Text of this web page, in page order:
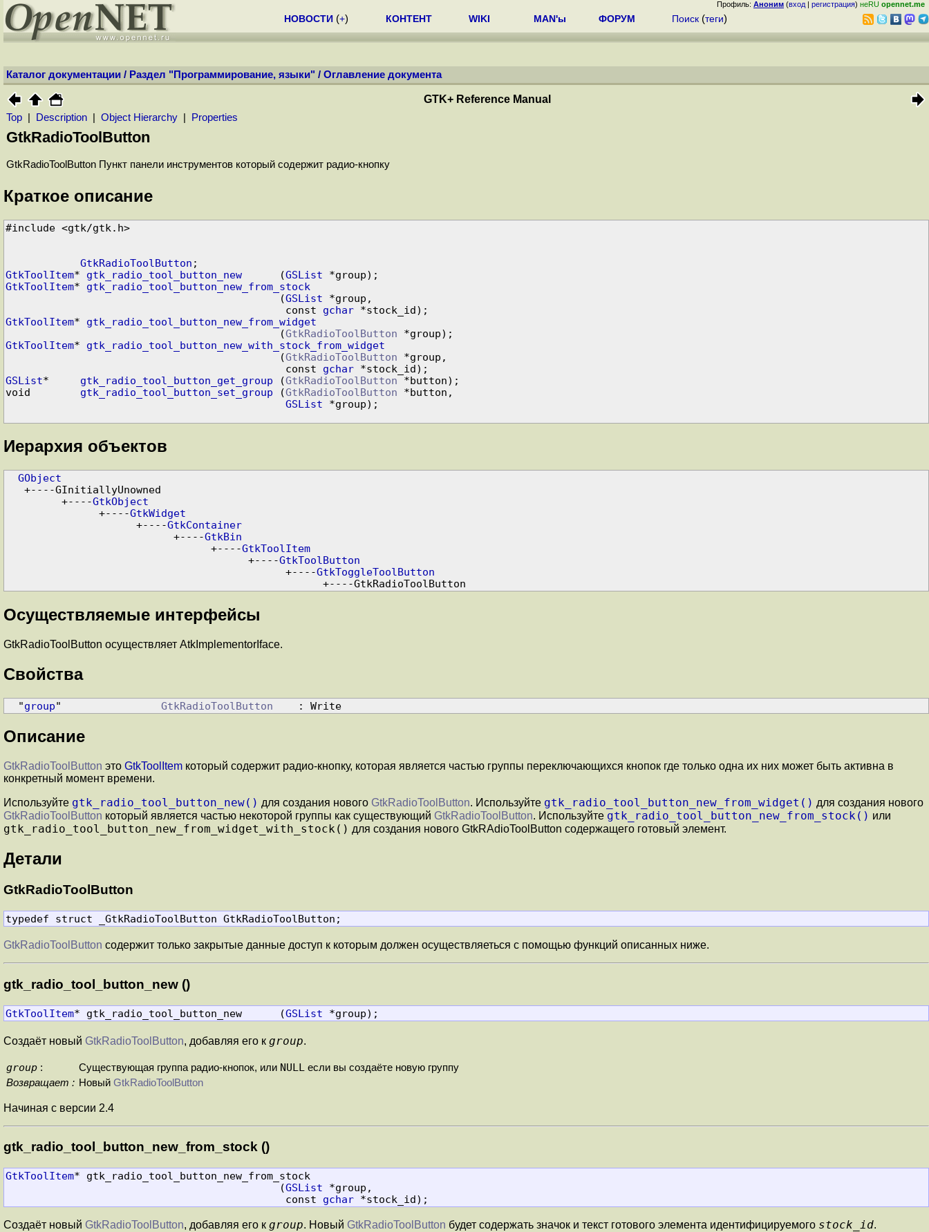
Профиль: Аноним (вход | регистрация) неRU opennet.me
НОВОСТИ (+) КОНТЕНТ WIKI MAN'ы ФОРУМ Поиск (теги)
Каталог документации / Раздел "Программирование, языки" / Оглавление документа
GTK+ Reference Manual
Top Description Object Hierarchy Properties
GtkRadioToolButton
GtkRadioToolButton Пункт панели инструментов который содержит радио-кнопку
Краткое описание
#include <gtk/gtk.h>
GtkRadioToolButton
GtkToolItem* gtk_radio_tool_button_new
      (
GSList
GtkToolItem* gtk_radio_tool_button_new_from_stock
                                            (
GSList *group,
                                             const
gchar
GtkToolItem* gtk_radio_tool_button_new_from_widget
                                            (
GtkRadioToolButton
GtkToolItem* gtk_radio_tool_button_new_with_stock_from_widget
                                            (
GtkRadioToolButton *group,
                                             const
gchar
GSList* gtk_radio_tool_button_get_group (GtkRadioToolButton *button);
void gtk_radio_tool_button_set_group (GtkRadioToolButton *button,
GSList *group);
Иерархия объектов
GObject
         +----
GtkObject
               +----
GtkWidget
                     +----
GtkContainer
                           +----
GtkBin
                                 +----
GtkToolItem
                                       +----
GtkToolButton
                                             +----
GtkToggleToolButton
                                                   +----GtkRadioToolButton
Осуществляемые интерфейсы
GtkRadioToolButton осуществляет AtkImplementorIface.
Свойства
  "
group" GtkRadioToolButton
    : Write
Описание
GtkRadioToolButton это GtkToolItem который содержит радио-кнопку, которая является частью группы переключающихся кнопок где только одна их них может быть активна в
конкретный момент времени.
Используйте gtk_radio_tool_button_new() для создания нового GtkRadioToolButton. Используйте gtk_radio_tool_button_new_from_widget() для создания нового
GtkRadioToolButton который является частью некоторой группы как существующий GtkRadioToolButton. Используйте gtk_radio_tool_button_new_from_stock() или
gtk_radio_tool_button_new_from_widget_with_stock() для создания нового GtkRAdioToolButton содержащего готовый элемент.
Детали
GtkRadioToolButton
typedef struct _GtkRadioToolButton GtkRadioToolButton;
GtkRadioToolButton содержит только закрытые данные доступ к которым должен осуществляеться с помощью функций описанных ниже.
gtk_radio_tool_button_new ()
GtkToolItem* gtk_radio_tool_button_new      (GSList *group);
Создаёт новый GtkRadioToolButton, добавляя его к group.
group : Существующая группа радио-кнопок, или NULL
если вы создаёте новую группу
Возвращает : Новый GtkRadioToolButton
Начиная с версии 2.4
gtk_radio_tool_button_new_from_stock ()
GtkToolItem* gtk_radio_tool_button_new_from_stock
                                            (
GSList *group,
                                             const
gchar *stock_id);
Создаёт новый GtkRadioToolButton, добавляя его к group. Новый GtkRadioToolButton будет содержать значок и текст готового элемента идентифицируемого stock_id.